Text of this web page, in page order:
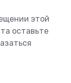
этой
оставьте